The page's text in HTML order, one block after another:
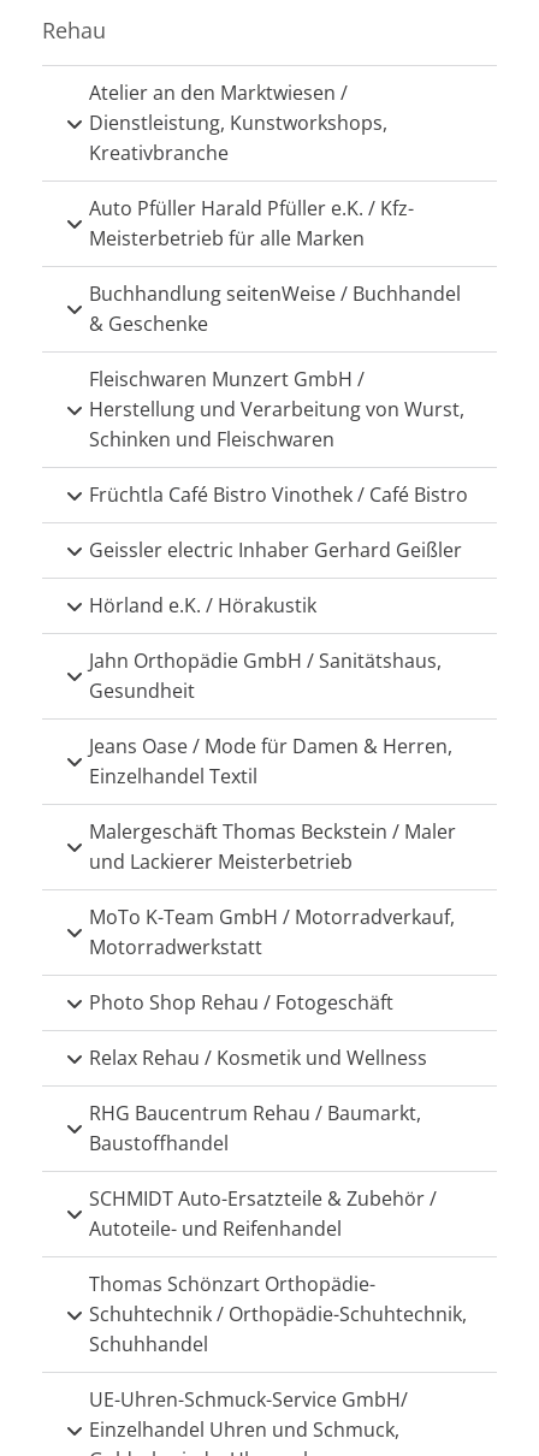
Rehau
Atelier an den Marktwiesen /
Dienstleistung, Kunstworkshops,
Kreativbranche
Auto Pfüller Harald Pfüller e.K. / Kfz-
Meisterbetrieb für alle Marken
Buchhandlung seitenWeise / Buchhandel
& Geschenke
Fleischwaren Munzert GmbH /
Herstellung und Verarbeitung von Wurst,
Schinken und Fleischwaren
Früchtla Café Bistro Vinothek / Café Bistro
Geissler electric Inhaber Gerhard Geißler
Hörland e.K. / Hörakustik
Jahn Orthopädie GmbH / Sanitätshaus,
Gesundheit
Jeans Oase / Mode für Damen & Herren,
Einzelhandel Textil
Malergeschäft Thomas Beckstein / Maler
und Lackierer Meisterbetrieb
MoTo K-Team GmbH / Motorradverkauf,
Motorradwerkstatt
Photo Shop Rehau / Fotogeschäft
Relax Rehau / Kosmetik und Wellness
RHG Baucentrum Rehau / Baumarkt,
Baustoffhandel
SCHMIDT Auto-Ersatzteile & Zubehör /
Autoteile- und Reifenhandel
Thomas Schönzart Orthopädie-
Schuhtechnik / Orthopädie-Schuhtechnik,
Schuhhandel
UE-Uhren-Schmuck-Service GmbH/
Einzelhandel Uhren und Schmuck,